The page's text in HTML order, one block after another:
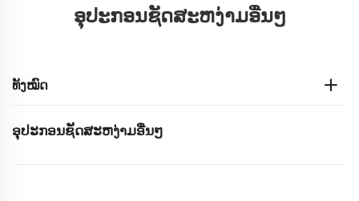
ອຸປະກອນຊັດສະຫງ່າມອື່ນໆ
ທັງໝົດ
ອຸປະກອນຊັດສະຫງ່າມອື່ນໆ